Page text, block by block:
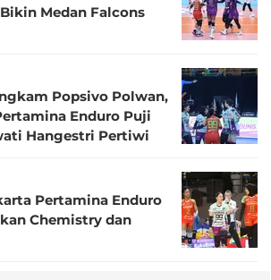
Medan Falcons
Popsivo Polwan,
Enduro Puji
Hangestri Pertiwi
Pertamina Enduro
Chemistry dan